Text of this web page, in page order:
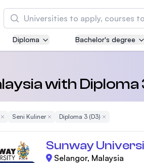
Cari
Asia Pacific University
Well-known for
courses
International Medical
Malaysia's first and most
and healthcare university
Diploma Bachelor's degree
with
Remove Filter
Seni KulinerRemove Filter
Diploma 3 (D3) Remove Filter
Sunway
Selangor, Malaysia